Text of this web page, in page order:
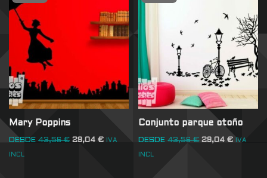
Mary Poppins
DESDE 43,56€ 29,04 € IVA
INCL
Conjunto parque otoño
DESDE 43,56€ 29,04€ IVA
INCL